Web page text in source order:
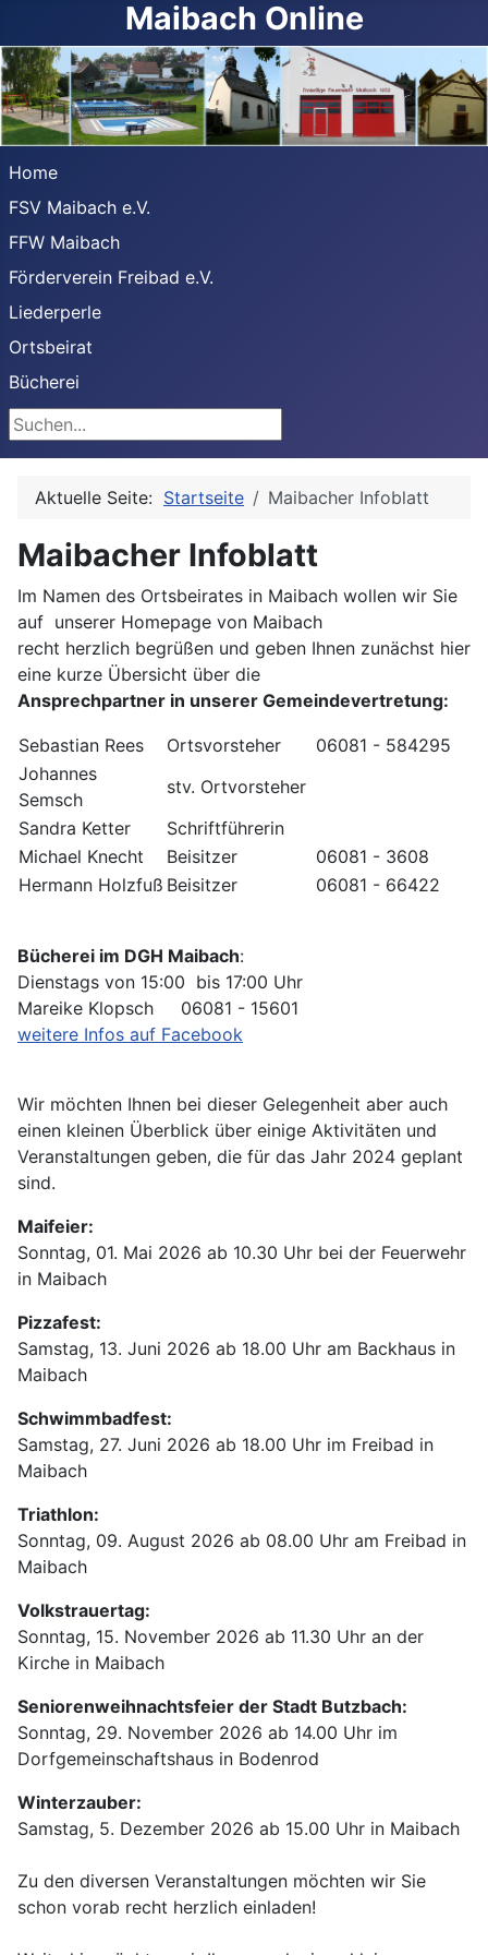
Maibach Online
Home
FSV Maibach e.V.
FFW Maibach
Förderverein Freibad e.V.
Liederperle
Ortsbeirat
Bücherei
Suchen
Aktuelle Seite: Startseite Maibacher Infoblatt
Maibacher Infoblatt
Im Namen des Ortsbeirates in Maibach wollen wir Sie
auf unserer Homepage von Maibach
recht herzlich begrüßen und geben Ihnen zunächst hier
eine kurze Übersicht über die
Ansprechpartner in unserer Gemeindevertretung:
Sebastian Rees Ortsvorsteher
06081 - 584295
Johannes
Semsch
stv. Ortvorsteher
Sandra Ketter
Schriftführerin
Michael Knecht
Beisitzer
06081 - 3608
Hermann Holzfuß Beisitzer 06081 - 66422
Bücherei im DGH Maibach:
Dienstags von 15:00 bis 17:00 Uhr
Mareike Klopsch 06081 - 15601
weitere Infos auf Facebook
Wir möchten Ihnen bei dieser Gelegenheit aber auch
einen kleinen Überblick über einige Aktivitäten und
Veranstaltungen geben, die für das Jahr 2024 geplant
sind.
Maifeier:
Sonntag, 01. Mai 2026 ab 10.30 Uhr bei der Feuerwehr
in Maibach
Pizzafest:
Samstag, 13. Juni 2026 ab 18.00 Uhr am Backhaus in
Maibach
Schwimmbadfest:
Samstag, 27. Juni 2026 ab 18.00 Uhr im Freibad in
Maibach
Triathlon:
Sonntag, 09. August 2026 ab 08.00 Uhr am Freibad in
Maibach
Volkstrauertag:
Sonntag, 15. November 2026 ab 11.30 Uhr an der
Kirche in Maibach
Seniorenweihnachtsfeier der Stadt Butzbach:
Sonntag, 29. November 2026 ab 14.00 Uhr im
Dorfgemeinschaftshaus in Bodenrod
Winterzauber:
Samstag, 5. Dezember 2026 ab 15.00 Uhr in Maibach
Zu den diversen Veranstaltungen möchten wir Sie
schon vorab recht herzlich einladen!